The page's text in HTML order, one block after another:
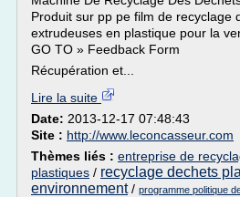
Produit sur pp pe film de recyclage
extrudeuses en plastique pour la
GO TO » Feedback Form
Récupération et...
Lire la suite
Date: 2013-12-17 07:48:43
Site : http://www.leconcasseur.com
Thèmes liés : entreprise de
plastiques / recyclage dechets
environnement/ programme politique